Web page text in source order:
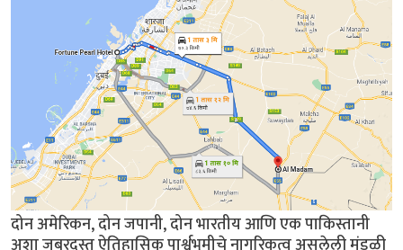
दोन अमेरिकन, दोन जपानी, दोन भारतीय आणि एक पाकिस्तानी